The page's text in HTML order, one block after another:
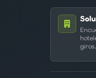
giros.